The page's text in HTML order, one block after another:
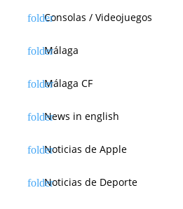
Consolas / Videojuegos
Málaga
Málaga CF
News in english
Noticias de Apple
Noticias de Deporte